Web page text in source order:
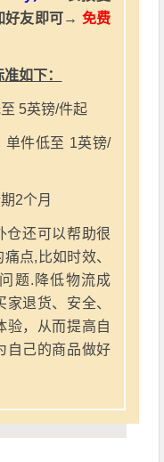
好友即可→ 免费
如下：
5英镑/件起
单件低至 1英镑/
2个月
仓还可以帮助很
点,比如时效、
题.降低物流成
退货、安全、
验，从而提高自
自己的商品做好